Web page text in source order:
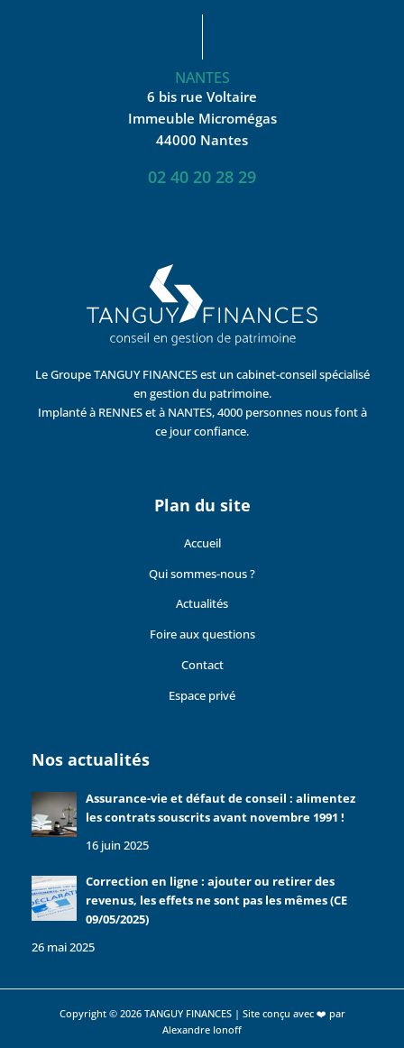
NANTES
6 bis rue Voltaire
Immeuble Micromégas
44000 Nantes
02 40 20 28 29
Le Groupe TANGUY FINANCES est un cabinet-conseil spécialisé
en gestion du patrimoine.
Implanté à RENNES et à NANTES, 4000 personnes nous font à
ce jour confiance.
Plan du site
Accueil
Qui sommes-nous ?
Actualités
Foire aux questions
Contact
Espace privé
Nos actualités
Assurance-vie et défaut de conseil : alimentez
les contrats souscrits avant novembre 1991 !
16 juin 2025
Correction en ligne : ajouter ou retirer des
revenus, les effets ne sont pas les mêmes (CE
09/05/2025)
26 mai 2025
Copyright © 2026 TANGUY FINANCES | Site conçu avec ❤️ par
Alexandre Ionoff